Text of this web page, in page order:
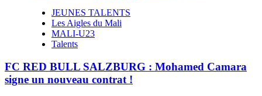
JEUNES TALENTS
Les Aigles du Mali
MALI-U23
Talents
FC RED BULL SALZBURG : Mohamed Camara
signe un nouveau contrat !